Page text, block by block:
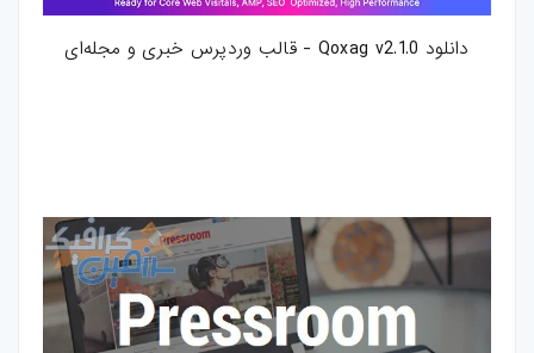
دانلود Qoxag v2.1.0 - قالب وردپرس خبری و مجله‌ای